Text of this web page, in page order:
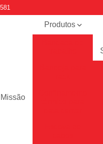
Missão
Produtos